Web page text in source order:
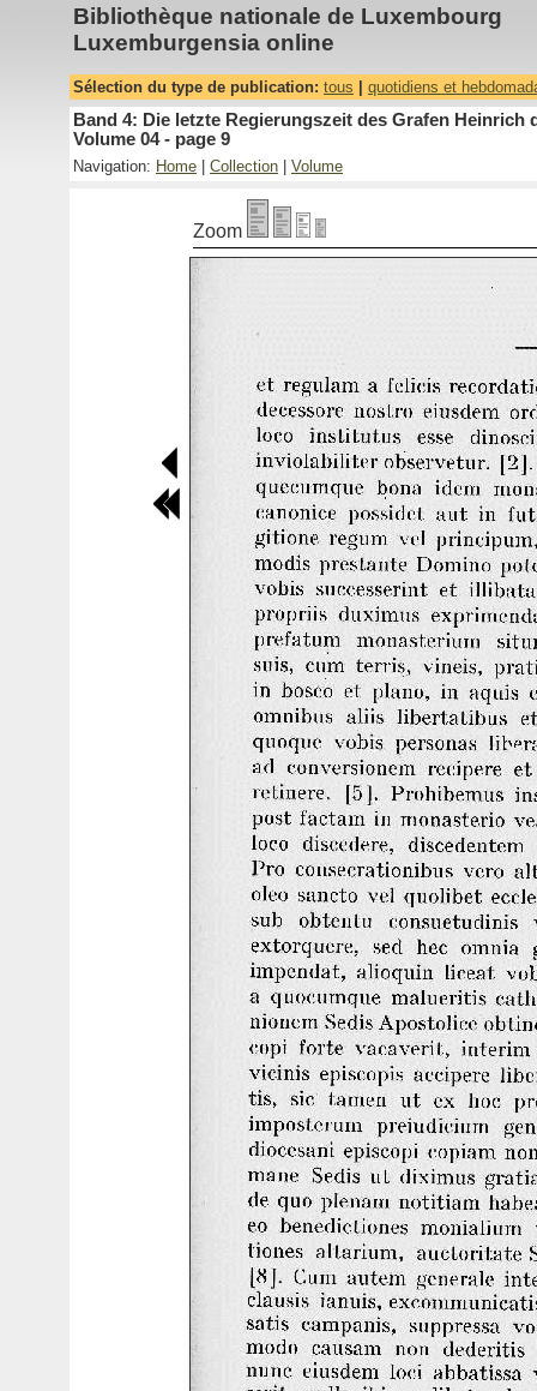
Bibliothèque nationale de Luxembourg
Luxemburgensia online
Sélection du type de publication: tous quotidiens et
Band 4: Die letzte Regierungszeit des Grafen Heinrich
Volume 04 - page 9
Navigation: Home Collection Volume
Zoom